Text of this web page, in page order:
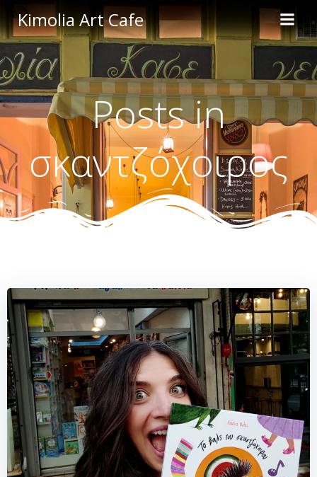
Skip
to
content
Kimolia Art Cafe
Posts in
σκαντζόχοιρος